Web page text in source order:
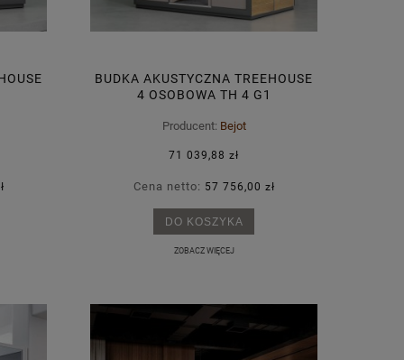
BUDKA AKUSTYCZNA TREEHOUSE
4 OSOBOWA TH 4 G1
Producent: Bejot
71 039,88 zł
Cena netto: 57 756,00 zł
DO KOSZYKA
ZOBACZ WIĘCEJ